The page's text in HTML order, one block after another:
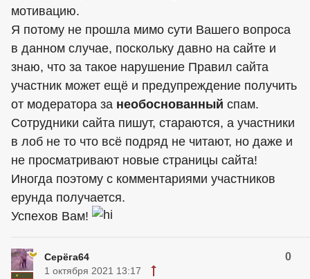
мотивацию.
Я потому не прошла мимо сути Вашего вопроса
в данном случае, поскольку давно на сайте и
знаю, что за такое нарушение Правил сайта
участник может ещё и предупреждение получить
от модератора за необоснованный спам.
Сотрудники сайта пишут, стараются, а участники
в лоб не то что всё подряд не читают, но даже и
не просматривают новые страницы сайта!
Иногда поэтому с комментариями участников
ерунда получается.
Успехов Вам!
Серёга64 0
1 октября 2021 13:17